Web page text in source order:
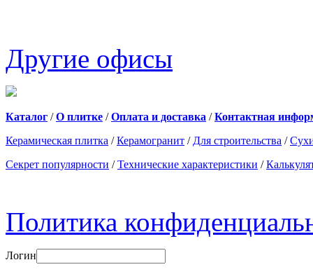
Другие офисы
Каталог /О плитке /Оплата и доставка /Контактная
Керамическая плитка /Керамогранит / Для строительства /
Секрет популярности /Технические характеристики /
Политика
Логин